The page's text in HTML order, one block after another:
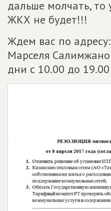
дальше молчать, то
ЖКХ не будет!!!
Ждем вас по адресу:
Марселя
дни с 10.00 до 19.00